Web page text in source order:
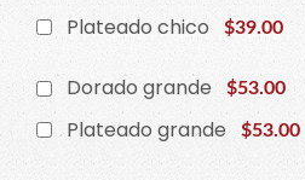
Plateado chico $39.00
Dorado grande $53.00
Plateado grande $53.00